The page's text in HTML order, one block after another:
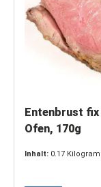
Entenbrust
Ofen, 170g
Inhalt: 0.17